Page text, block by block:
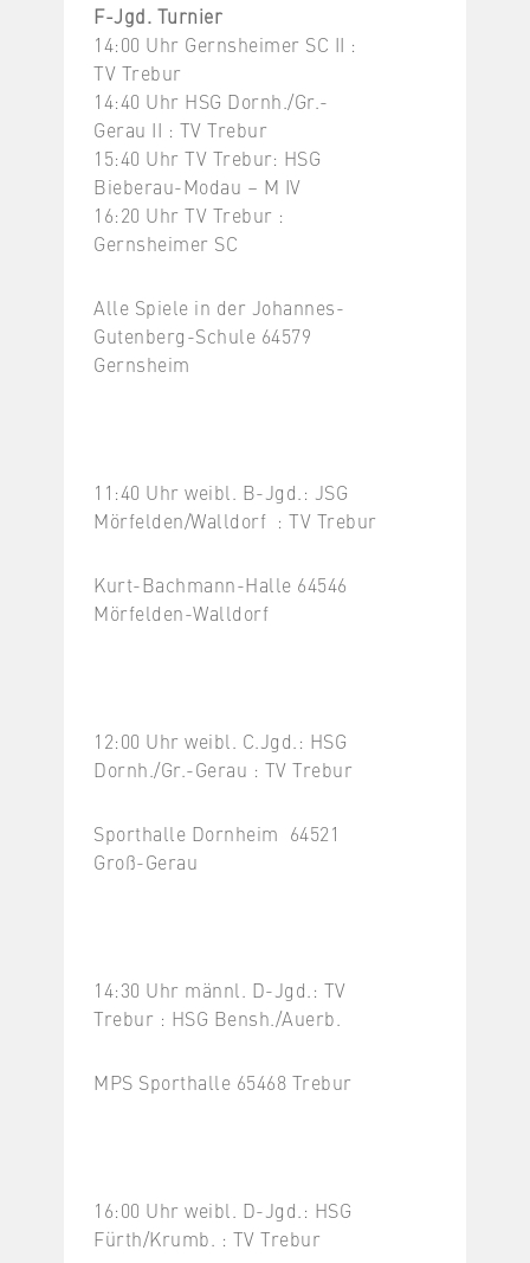
F-Jgd. Turnier
14:00 Uhr Gernsheimer SC II :
TV Trebur
14:40 Uhr HSG Dornh./Gr.-
Gerau II : TV Trebur
15:40 Uhr TV Trebur: HSG
Bieberau-Modau – M IV
16:20 Uhr TV Trebur :
Gernsheimer SC
Alle Spiele in der Johannes-
Gutenberg-Schule 64579
Gernsheim
11:40 Uhr weibl. B-Jgd.: JSG
Mörfelden/Walldorf : TV Trebur
Kurt-Bachmann-Halle 64546
Mörfelden-Walldorf
12:00 Uhr weibl. C.Jgd.: HSG
Dornh./Gr.-Gerau : TV Trebur
Sporthalle Dornheim 64521
Groß-Gerau
14:30 Uhr männl. D-Jgd.: TV
Trebur : HSG Bensh./Auerb.
MPS Sporthalle 65468 Trebur
16:00 Uhr weibl. D-Jgd.: HSG
Fürth/Krumb. : TV Trebur